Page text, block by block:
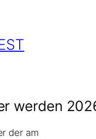
werden
der am